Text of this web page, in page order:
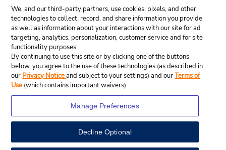
© Budget Rent A Car System, Inc., 2025.
We, and our third-party partners, use cookies, pixels, and other
technologies to collect, record, and share information you provide
as well as information about your interactions with our site for ad
targeting, analytics, personalization, customer service and for site
functionality purposes.
By continuing to use this site or by clicking one of the buttons
below, you agree to the use of these technologies (as described in
our Privacy Noticeand subject to your settings) and ourTerms of
Use (which contains important waivers).
Manage Preferences
Decline Optional